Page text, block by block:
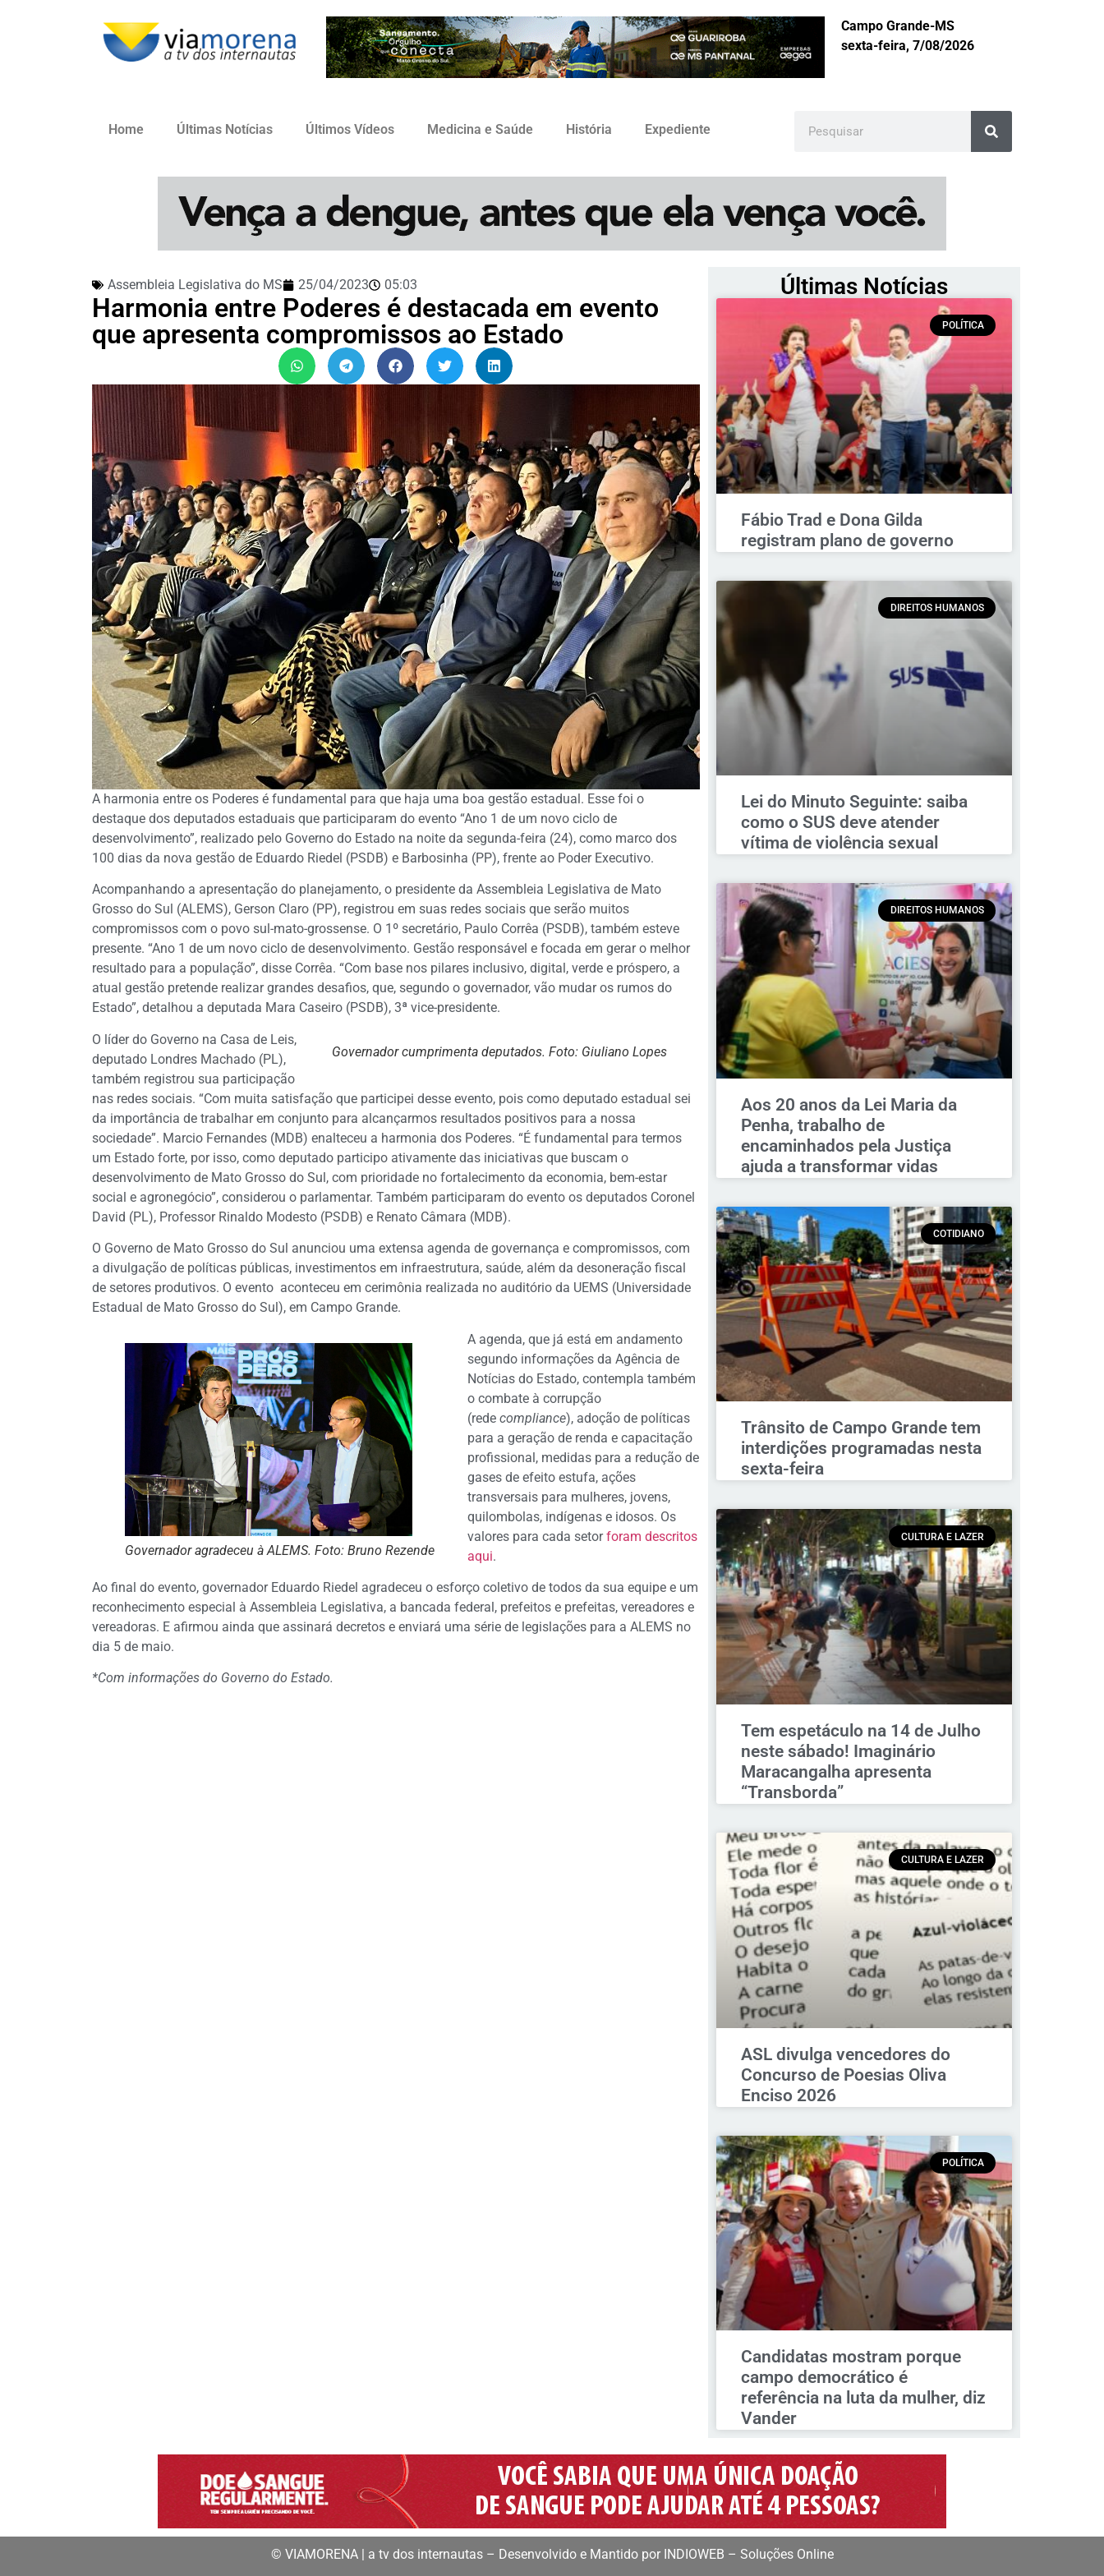
Campo Grande-MS
sexta-feira, 7/08/2026
Home Últimas Notícias Últimos Vídeos Medicina e Saúde História Expediente
Assembleia Legislativa do MS 25/04/2023 05:03
Harmonia entre Poderes é destacada em evento
que apresenta compromissos ao Estado
A harmonia entre os Poderes é fundamental para que haja uma boa gestão estadual. Esse foi o
destaque dos deputados estaduais que participaram do evento “Ano 1 de um novo ciclo de
desenvolvimento”, realizado pelo Governo do Estado na noite da segunda-feira (24), como marco dos
100 dias da nova gestão de Eduardo Riedel (PSDB) e Barbosinha (PP), frente ao Poder Executivo.
Acompanhando a apresentação do planejamento, o presidente da Assembleia Legislativa de Mato
Grosso do Sul (ALEMS), Gerson Claro (PP), registrou em suas redes sociais que serão muitos
compromissos com o povo sul-mato-grossense. O 1º secretário, Paulo Corrêa (PSDB), também esteve
presente. “Ano 1 de um novo ciclo de desenvolvimento. Gestão responsável e focada em gerar o melhor
resultado para a população”, disse Corrêa. “Com base nos pilares inclusivo, digital, verde e próspero, a
atual gestão pretende realizar grandes desafios, que, segundo o governador, vão mudar os rumos do
Estado”, detalhou a deputada Mara Caseiro (PSDB), 3ª vice-presidente.
Governador cumprimenta deputados. Foto: Giuliano Lopes
O líder do Governo na Casa de Leis,
deputado Londres Machado (PL),
também registrou sua participação
nas redes sociais. “Com muita satisfação que participei desse evento, pois como deputado estadual sei
da importância de trabalhar em conjunto para alcançarmos resultados positivos para a nossa
sociedade”. Marcio Fernandes (MDB) enalteceu a harmonia dos Poderes. “É fundamental para termos
um Estado forte, por isso, como deputado participo ativamente das iniciativas que buscam o
desenvolvimento de Mato Grosso do Sul, com prioridade no fortalecimento da economia, bem-estar
social e agronegócio”, considerou o parlamentar. Também participaram do evento os deputados Coronel
David (PL), Professor Rinaldo Modesto (PSDB) e Renato Câmara (MDB).
O Governo de Mato Grosso do Sul anunciou uma extensa agenda de governança e compromissos, com
a divulgação de políticas públicas, investimentos em infraestrutura, saúde, além da desoneração fiscal
de setores produtivos. O evento aconteceu em cerimônia realizada no auditório da UEMS (Universidade
Estadual de Mato Grosso do Sul), em Campo Grande.
Governador agradeceu à ALEMS. Foto: Bruno Rezende
A agenda, que já está em andamento
segundo informações da Agência de
Notícias do Estado, contempla também
o combate à corrupção
(rede compliance), adoção de políticas
para a geração de renda e capacitação
profissional, medidas para a redução de
gases de efeito estufa, ações
transversais para mulheres, jovens,
quilombolas, indígenas e idosos. Os
valores para cada setorforam descritos
aqui.
Ao final do evento, governador Eduardo Riedel agradeceu o esforço coletivo de todos da sua equipe e um
reconhecimento especial à Assembleia Legislativa, a bancada federal, prefeitos e prefeitas, vereadores e
vereadoras. E afirmou ainda que assinará decretos e enviará uma série de legislações para a ALEMS no
dia 5 de maio.
*Com informações do Governo do Estado.
Últimas Notícias
POLÍTICA
Fábio Trad e Dona Gilda
registram plano de governo
DIREITOS HUMANOS
Lei do Minuto Seguinte: saiba
como o SUS deve atender
vítima de violência sexual
DIREITOS HUMANOS
Aos 20 anos da Lei Maria da
Penha, trabalho de
encaminhados pela Justiça
ajuda a transformar vidas
COTIDIANO
Trânsito de Campo Grande tem
interdições programadas nesta
sexta-feira
CULTURA E LAZER
Tem espetáculo na 14 de Julho
neste sábado! Imaginário
Maracangalha apresenta
“Transborda”
CULTURA E LAZER
ASL divulga vencedores do
Concurso de Poesias Oliva
Enciso 2026
POLÍTICA
Candidatas mostram porque
campo democrático é
referência na luta da mulher, diz
Vander
© VIAMORENA | a tv dos internautas – Desenvolvido e Mantido por INDIOWEB – Soluções Online